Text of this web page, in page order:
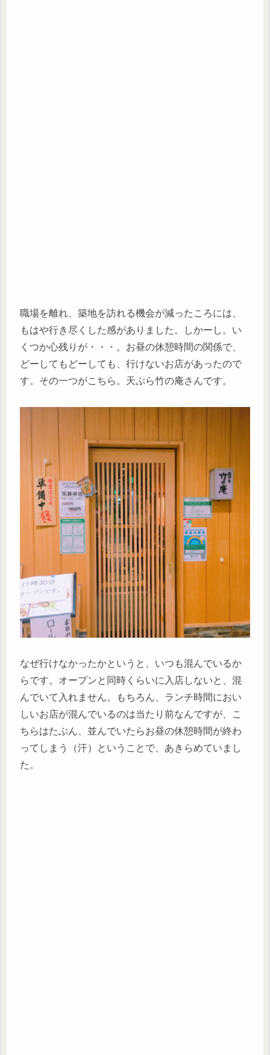
職場を離れ、築地を訪れる機会が減ったころには、
もはや行き尽くした感がありました。しかーし。い
くつか心残りが・・・。お昼の休憩時間の関係で、
どーしてもどーしても、行けないお店があったので
す。その一つがこちら。天ぷら竹の庵さんです。
なぜ行けなかったかというと、いつも混んでいるか
らです。オープンと同時くらいに入店しないと、混
んでいて入れません。もちろん、ランチ時間におい
しいお店が混んでいるのは当たり前なんですが、こ
ちらはたぶん、並んでいたらお昼の休憩時間が終わ
ってしまう（汗）ということで、あきらめていまし
た。